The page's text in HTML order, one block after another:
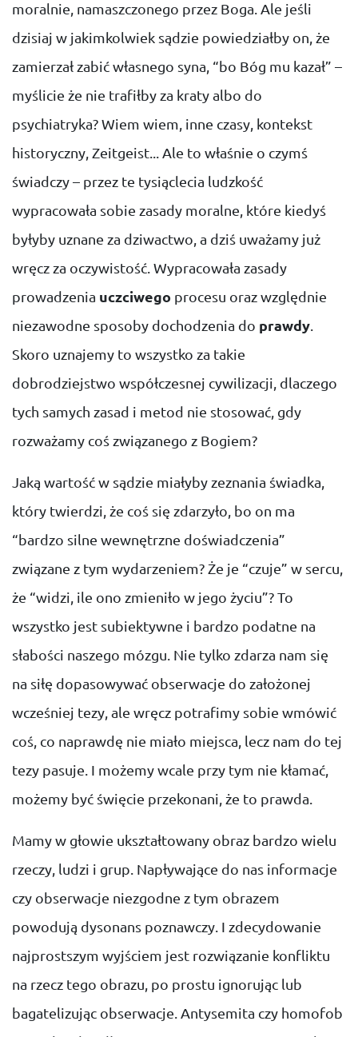
moralnie, namaszczonego przez Boga. Ale jeśli
dzisiaj w jakimkolwiek sądzie powiedziałby on, że
zamierzał zabić własnego syna, “bo Bóg mu kazał” –
myślicie że nie trafiłby za kraty albo do
psychiatryka? Wiem wiem, inne czasy, kontekst
historyczny, Zeitgeist... Ale to właśnie o czymś
świadczy – przez te tysiąclecia ludzkość
wypracowała sobie zasady moralne, które kiedyś
byłyby uznane za dziwactwo, a dziś uważamy już
wręcz za oczywistość. Wypracowała zasady
prowadzenia uczciwego procesu oraz względnie
niezawodne sposoby dochodzenia do prawdy.
Skoro uznajemy to wszystko za takie
dobrodziejstwo współczesnej cywilizacji, dlaczego
tych samych zasad i metod nie stosować, gdy
rozważamy coś związanego z Bogiem?
Jaką wartość w sądzie miałyby zeznania świadka,
który twierdzi, że coś się zdarzyło, bo on ma
“bardzo silne wewnętrzne doświadczenia”
związane z tym wydarzeniem? Że je “czuje” w sercu,
że “widzi, ile ono zmieniło w jego życiu”? To
wszystko jest subiektywne i bardzo podatne na
słabości naszego mózgu. Nie tylko zdarza nam się
na siłę dopasowywać obserwacje do założonej
wcześniej tezy, ale wręcz potrafimy sobie wmówić
coś, co naprawdę nie miało miejsca, lecz nam do tej
tezy pasuje. I możemy wcale przy tym nie kłamać,
możemy być święcie przekonani, że to prawda.
Mamy w głowie ukształtowany obraz bardzo wielu
rzeczy, ludzi i grup. Napływające do nas informacje
czy obserwacje niezgodne z tym obrazem
powodują dysonans poznawczy. I zdecydowanie
najprostszym wyjściem jest rozwiązanie konfliktu
na rzecz tego obrazu, po prostu ignorując lub
bagatelizując obserwacje. Antysemita czy homofob